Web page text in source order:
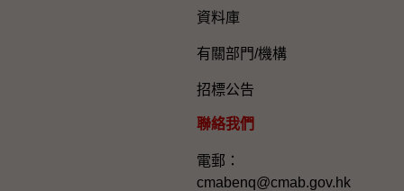
資料庫
有關部門/機構
招標公告
聯絡我們
電郵：
cmabenq@cmab.gov.hk​